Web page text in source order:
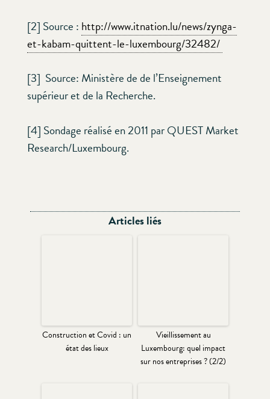
[2] Source : http://www.itnation.lu/news/zynga-
et-kabam-quittent-le-luxembourg/32482/
[3] Source: Ministère de de l’Enseignement
supérieur et de la Recherche.
[4] Sondage réalisé en 2011 par QUEST Market
Research/Luxembourg.
Articles liés
Construction et Covid : un
état des lieux
Vieillissement au
Luxembourg: quel impact
sur nos entreprises ? (2/2)